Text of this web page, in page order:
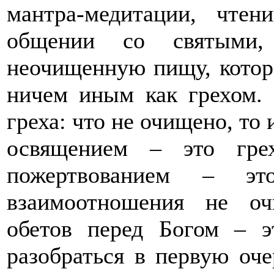
мантра-медитации,
общении со святыми,
неочищенную пищу,
ничем иным как
греха: что не очищено, то
освящением – это
пожертвованием –
взаимоотношения не
обетов перед Богом –
разобраться в первую